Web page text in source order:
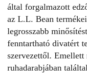
által forgalmazott
az L.L. Bean
legrosszabb
fenntartható divatért
szervezettől. Emellett
ruhadarabjában